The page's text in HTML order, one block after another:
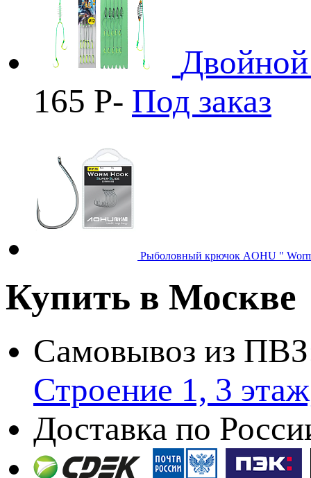
165 Р- Под заказ
Рыболовный крючок AOHU "
Купить в Москве
Самовывоз из
Строение 1, 3
Доставка по